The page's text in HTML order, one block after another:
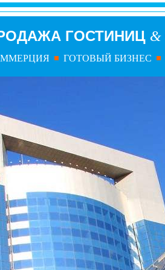
ГОСТИНИЦ &
ГОТОВЫЙ БИЗНЕС